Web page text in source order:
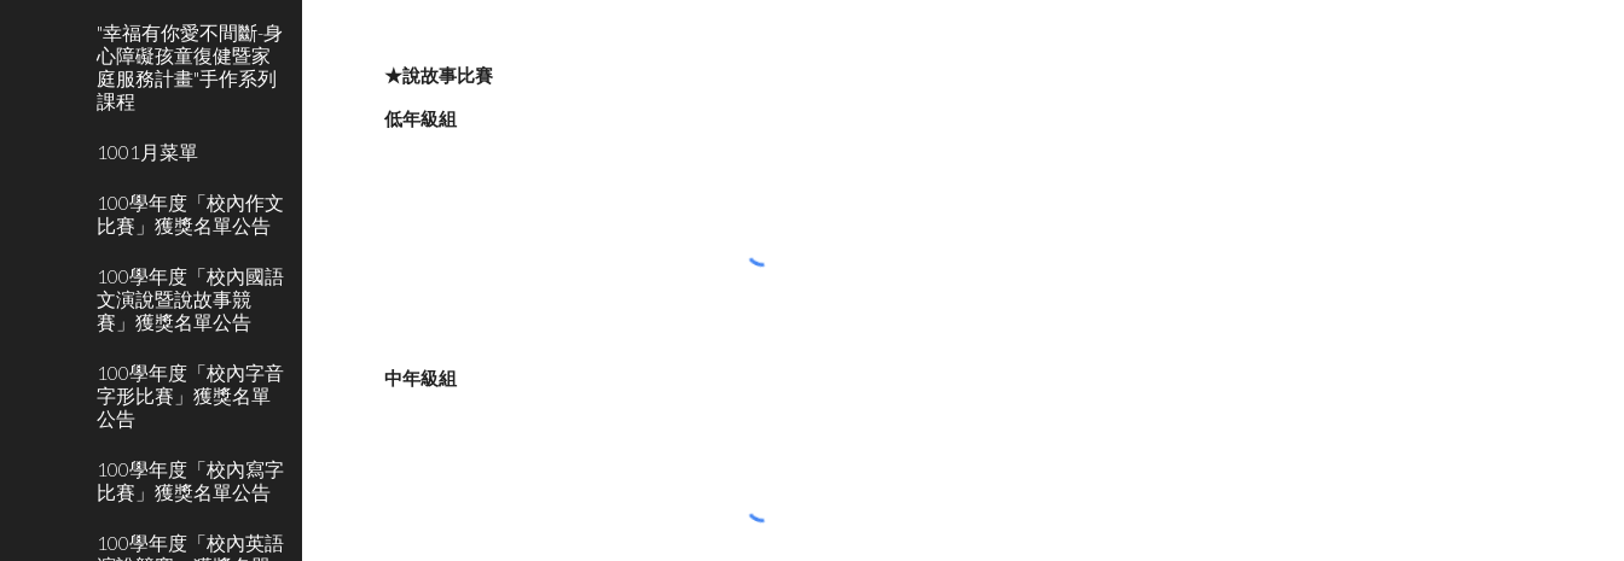
"幸福有你愛不間斷-身
心障礙孩童復健暨家
庭服務計畫"手作系列
課程
1001月菜單
100學年度「校內作文
比賽」獲獎名單公告
100學年度「校內國語
文演說暨說故事競
賽」獲獎名單公告
100學年度「校內字音
字形比賽」獲獎名單
公告
100學年度「校內寫字
比賽」獲獎名單公告
100學年度「校內英語
★說故事比賽
低年級組
中年級組